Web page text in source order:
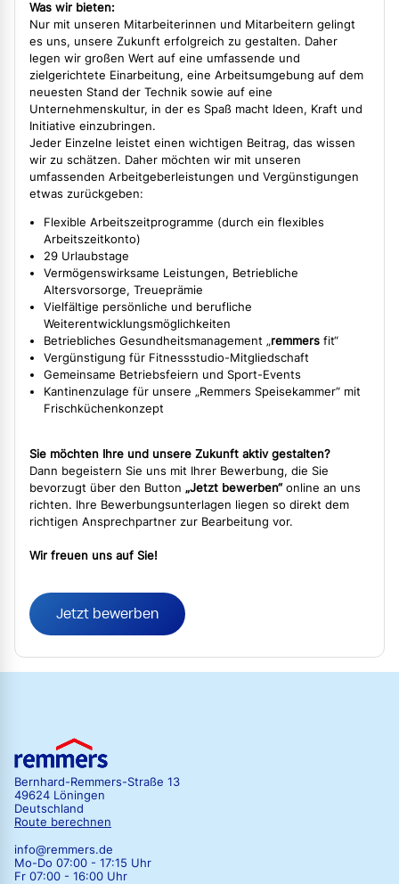
Was wir bieten:
Nur mit unseren Mitarbeiterinnen und Mitarbeitern gelingt
es uns, unsere Zukunft erfolgreich zu gestalten. Daher
legen wir großen Wert auf eine umfassende und
zielgerichtete Einarbeitung, eine Arbeitsumgebung auf dem
neuesten Stand der Technik sowie auf eine
Unternehmenskultur, in der es Spaß macht Ideen, Kraft und
Initiative einzubringen.
Jeder Einzelne leistet einen wichtigen Beitrag, das wissen
wir zu schätzen. Daher möchten wir mit unseren
umfassenden Arbeitgeberleistungen und Vergünstigungen
etwas zurückgeben:
Flexible Arbeitszeitprogramme (durch ein flexibles
Arbeitszeitkonto)
29 Urlaubstage
Vermögenswirksame Leistungen, Betriebliche
Altersvorsorge, Treueprämie
Vielfältige persönliche und berufliche
Weiterentwicklungsmöglichkeiten
Betriebliches Gesundheitsmanagement „remmers fit“
Vergünstigung für Fitnessstudio-Mitgliedschaft
Gemeinsame Betriebsfeiern und Sport-Events
Kantinenzulage für unsere „Remmers Speisekammer“ mit
Frischküchenkonzept
Sie möchten Ihre und unsere Zukunft aktiv gestalten?
Dann begeistern Sie uns mit Ihrer Bewerbung, die Sie
bevorzugt über den Button „Jetzt bewerben“online an uns
richten. Ihre Bewerbungsunterlagen liegen so direkt dem
richtigen Ansprechpartner zur Bearbeitung vor.
Wir freuen uns auf Sie!
Jetzt bewerben
Bernhard-Remmers-Straße 13
49624 Löningen
Deutschland
Route berechnen
info@remmers.de
Mo-Do 07:00 - 17:15 Uhr
Fr 07:00 - 16:00 Uhr